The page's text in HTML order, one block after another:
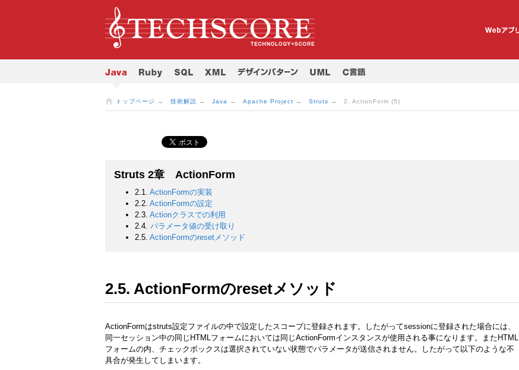
トップページ → 技術解説 → Java → Apache Project → Struts → 2. ActionForm (5)
Struts 2章 ActionForm
2.1. ActionFormの実装
2.2. ActionFormの設定
2.3. Actionクラスでの利用
2.4. パラメータ値の受け取り
2.5. ActionFormのresetメソッド
2.5. ActionFormのresetメソッド
ActionFormはstruts設定ファイルの中で設定したスコープに登録されます。したがってsessionに登録された場合には、
同一セッション中の同じHTMLフォームにおいては同じActionFormインスタンスが使用される事になります。またHTML
フォームの内、チェックボックスは選択されていない状態でパラメータが送信されません。したがって以下のような不
具合が発生してしまいます。